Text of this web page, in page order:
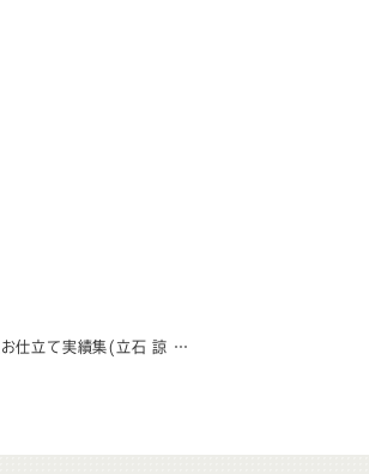
更新情報:コラム、著名人お仕立て実績集(立石 諒 様、野村 弘樹 様、リピート山中 様)